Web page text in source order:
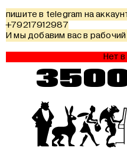
пишите в telegram на
+79217912987
И мы добавим вас в рабочий
Нет